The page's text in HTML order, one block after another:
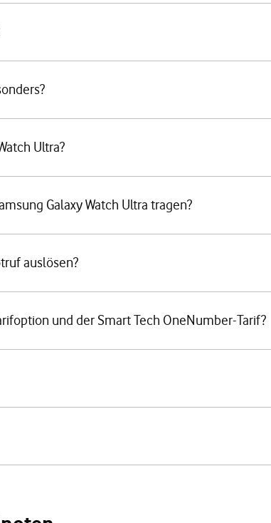
Ultra?
Galaxy Watch Ultra tragen?
auslösen?
und der Smart Tech OneNumber-Tarif?